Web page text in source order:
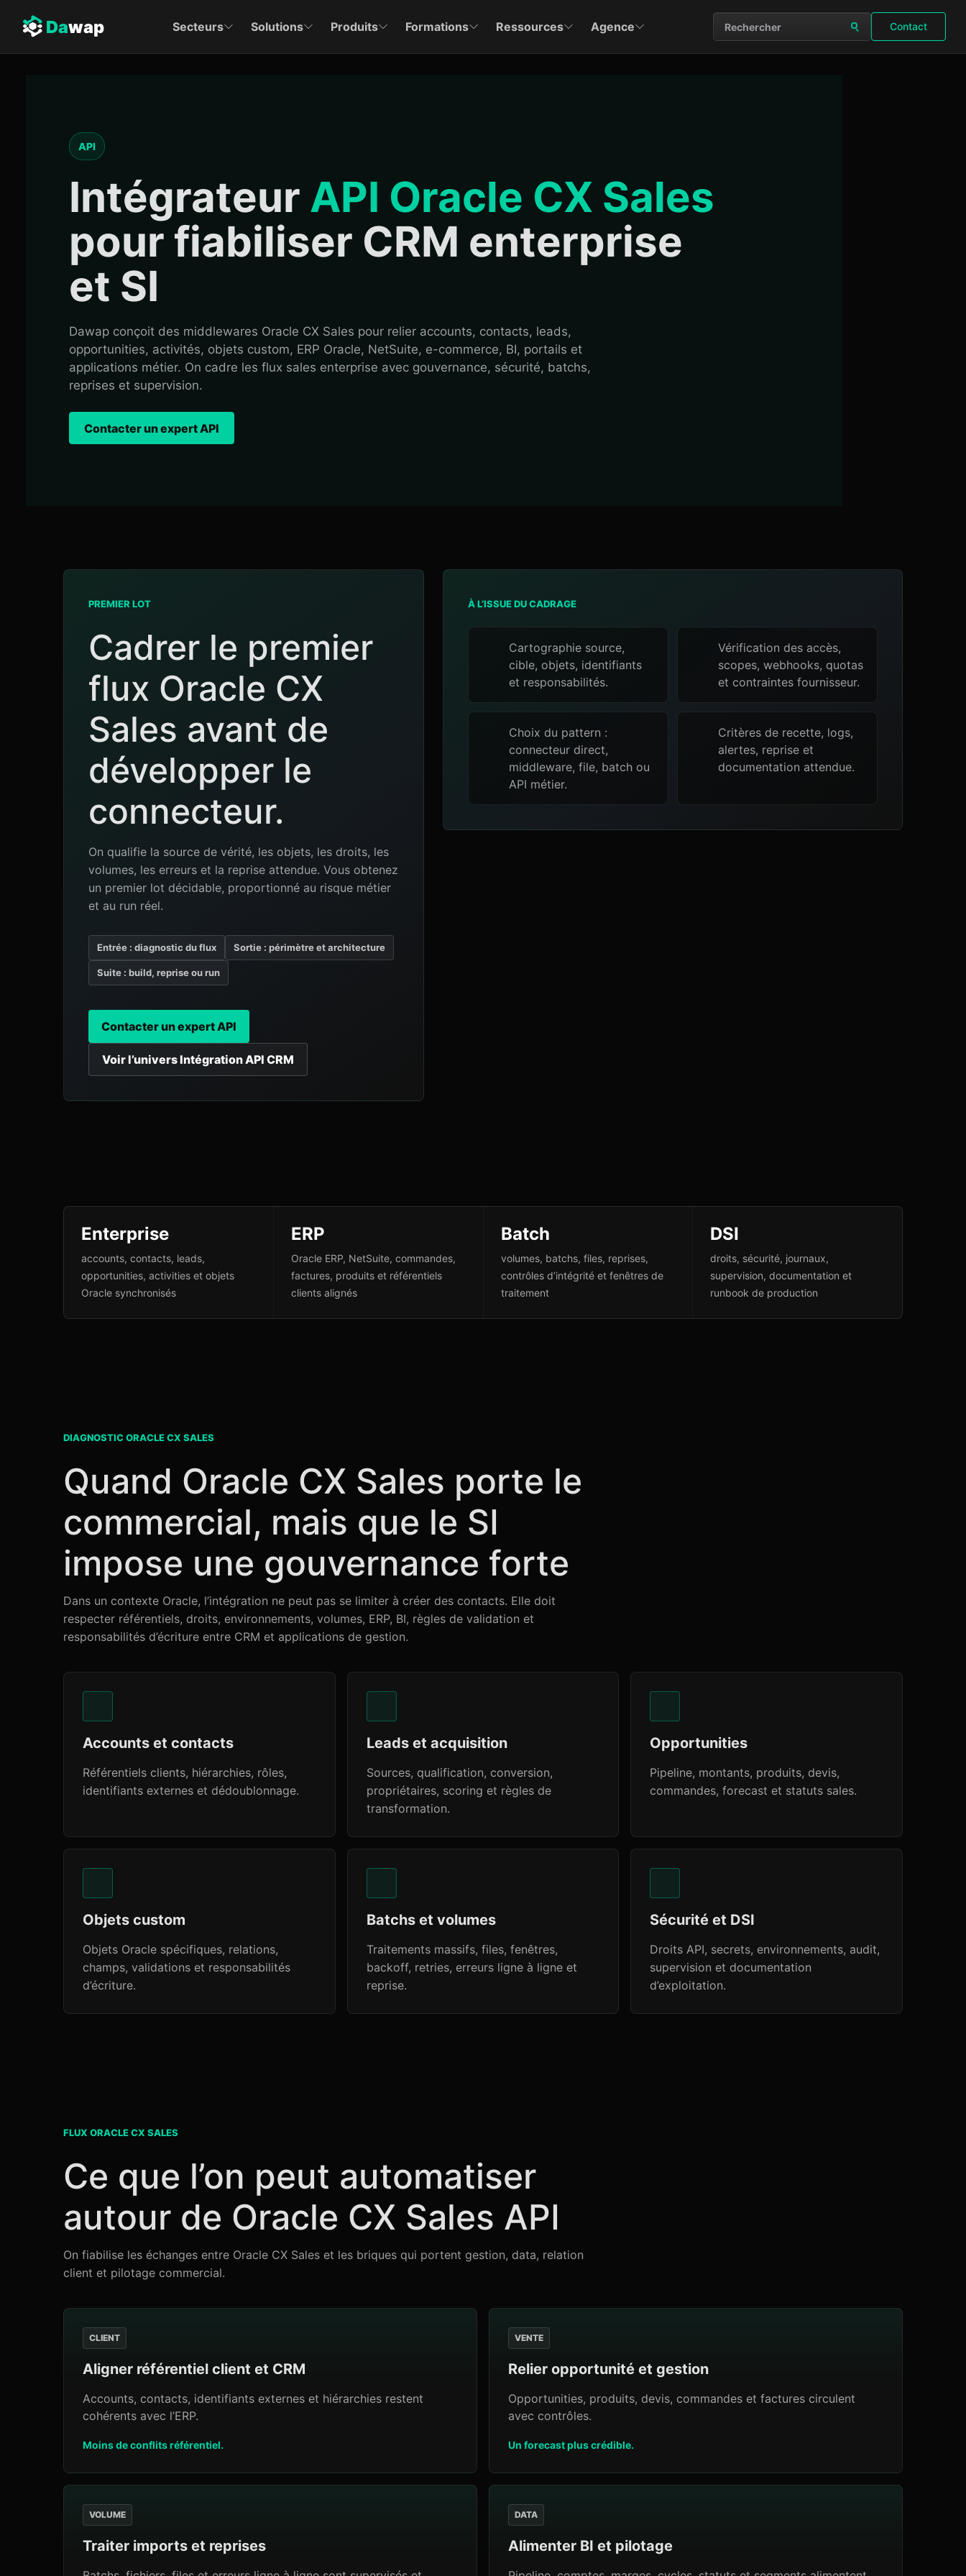
Dawap Secteurs Solutions Produits Formations Ressources Agence
Rechercher sur le site
Contact
API
Intégrateur API Oracle CX Sales
pour fiabiliser CRM enterprise
et SI
Dawap conçoit des middlewares Oracle CX Sales pour relier accounts, contacts, leads,
opportunities, activités, objets custom, ERP Oracle, NetSuite, e-commerce, BI, portails et
applications métier. On cadre les flux sales enterprise avec gouvernance, sécurité, batchs,
reprises et supervision.
Contacter un expert API
PREMIER LOT
Cadrer le premier
flux Oracle CX
Sales avant de
développer le
connecteur.
On qualifie la source de vérité, les objets, les droits, les
volumes, les erreurs et la reprise attendue. Vous obtenez
un premier lot décidable, proportionné au risque métier
et au run réel.
Entrée : diagnostic du flux Sortie : périmètre et architecture
Suite : build, reprise ou run
Contacter un expert API
Voir l’univers Intégration API CRM
À L’ISSUE DU CADRAGE
Cartographie source,
cible, objets, identifiants
et responsabilités.
Vérification des accès,
scopes, webhooks, quotas
et contraintes fournisseur.
Choix du pattern :
connecteur direct,
middleware, file, batch ou
API métier.
Critères de recette, logs,
alertes, reprise et
documentation attendue.
Enterprise
accounts, contacts, leads,
opportunities, activities et objets
Oracle synchronisés
ERP
Oracle ERP, NetSuite, commandes,
factures, produits et référentiels
clients alignés
Batch
volumes, batchs, files, reprises,
contrôles d’intégrité et fenêtres de
traitement
DSI
droits, sécurité, journaux,
supervision, documentation et
runbook de production
DIAGNOSTIC ORACLE CX SALES
Quand Oracle CX Sales porte le
commercial, mais que le SI
impose une gouvernance forte
Dans un contexte Oracle, l’intégration ne peut pas se limiter à créer des contacts. Elle doit
respecter référentiels, droits, environnements, volumes, ERP, BI, règles de validation et
responsabilités d’écriture entre CRM et applications de gestion.
Accounts et contacts
Référentiels clients, hiérarchies, rôles,
identifiants externes et dédoublonnage.
Leads et acquisition
Sources, qualification, conversion,
propriétaires, scoring et règles de
transformation.
Opportunities
Pipeline, montants, produits, devis,
commandes, forecast et statuts sales.
Objets custom
Objets Oracle spécifiques, relations,
champs, validations et responsabilités
d’écriture.
Batchs et volumes
Traitements massifs, files, fenêtres,
backoff, retries, erreurs ligne à ligne et
reprise.
Sécurité et DSI
Droits API, secrets, environnements, audit,
supervision et documentation
d’exploitation.
FLUX ORACLE CX SALES
Ce que l’on peut automatiser
autour de Oracle CX Sales API
On fiabilise les échanges entre Oracle CX Sales et les briques qui portent gestion, data, relation
client et pilotage commercial.
CLIENT
Aligner référentiel client et CRM
Accounts, contacts, identifiants externes et hiérarchies restent
cohérents avec l’ERP.
Moins de conflits référentiel.
VENTE
Relier opportunité et gestion
Opportunities, produits, devis, commandes et factures circulent
avec contrôles.
Un forecast plus crédible.
VOLUME
Traiter imports et reprises
DATA
Alimenter BI et pilotage